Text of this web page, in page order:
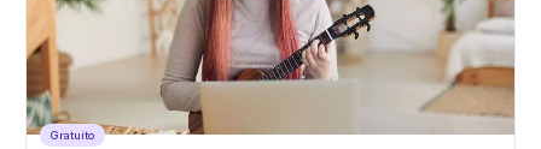
Gratuíto